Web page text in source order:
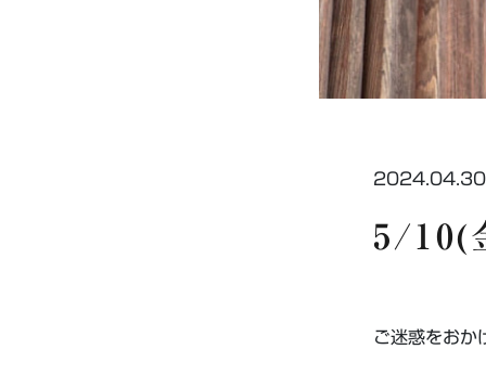
2024.04.30
5/10(
ご迷惑をおか